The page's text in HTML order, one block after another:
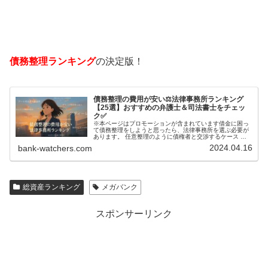
債務整理ランキングの決定版！
債務整理の費用が安い⚖️法律事務所ランキング
【25選】おすすめの弁護士＆司法書士をチェッ
ク✅
※本ページはプロモーションが含まれています借金に困っ
て債務整理をしようと思ったら、法律事務所を選ぶ必要が
あります。 任意整理のように債権者と交渉するケース 自
bank-watchers.com 2024.04.16
総資産ランキング メガバンク
スポンサーリンク